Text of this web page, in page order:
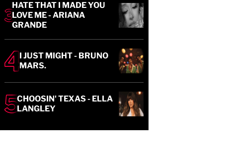
HATE THAT I MADE YOU
LOVE ME - ARIANA
GRANDE
I JUST MIGHT - BRUNO
MARS.
CHOOSIN' TEXAS - ELLA
LANGLEY